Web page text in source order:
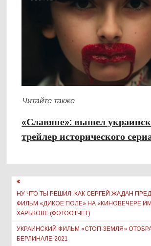
Читайте также
«Славяне»: вышел
трейлер исторического
Навигация
по
записям
НУ ЧТО ТЫ РЕШИЛ: КАК СЕРГЕЙ ЖАДАН
ФИЛЬМ «ДИКОЕ ПОЛЕ» НА «КИНОВЕЧЕРЕ
ХАРЬКОВЕ (ФОТООТЧЕТ)
УКРАИНСКИЙ ФИЛЬМ «СТОП-ЗЕМЛЯ»
БЕРЛИНАЛЕ-2021